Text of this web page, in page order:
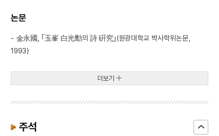
논문
- 金永國, ｢玉峯 白光勳의 詩 硏究｣(원광대학교 박사학위논문,
1993)
더보기
주석